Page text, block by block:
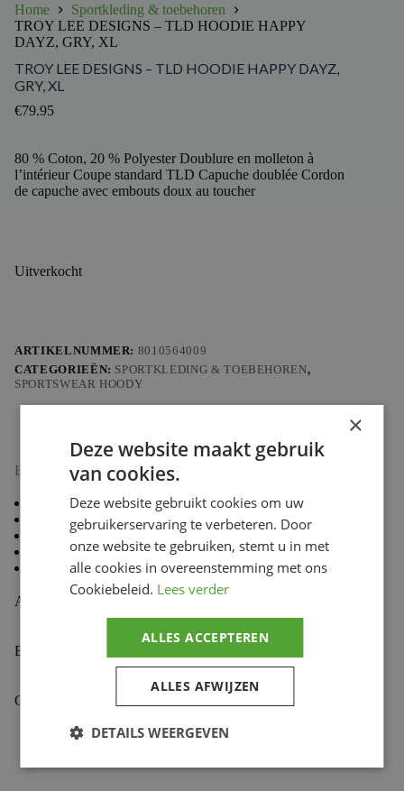
Home
Sportkleding & toebehoren
TROY LEE DESIGNS – TLD HOODIE HAPPY
DAYZ, GRY, XL
TROY LEE DESIGNS – TLD HOODIE HAPPY DAYZ,
GRY, XL
€79.95
80 % Coton, 20 % Polyester Doublure en molleton à
l’intérieur Coupe standard TLD Capuche doublée Cordon
de capuche avec embouts doux au toucher
Uitverkocht
ARTIKELNUMMER: 8010564009
CATEGORIEËN: SPORTKLEDING & TOEBEHOREN,
SPORTSWEAR HOODY
Beschrijving
80 % Coton, 20 % Polyester
Doublure en molleton à l’intérieur
Coupe standard TLD
Capuche doublée
Cordon de capuche avec embouts doux au toucher
Aanvullende informatie
Beoordelingen (0)
Gekoppelde Motoren
×
Deze website maakt gebruik
van cookies.
Deze website gebruikt cookies om uw
gebruikerservaring te verbeteren. Door
onze website te gebruiken, stemt u in met
alle cookies in overeenstemming met ons
Cookiebeleid. Lees verder
ALLES ACCEPTEREN
ALLES AFWIJZEN
DETAILS WEERGEVEN